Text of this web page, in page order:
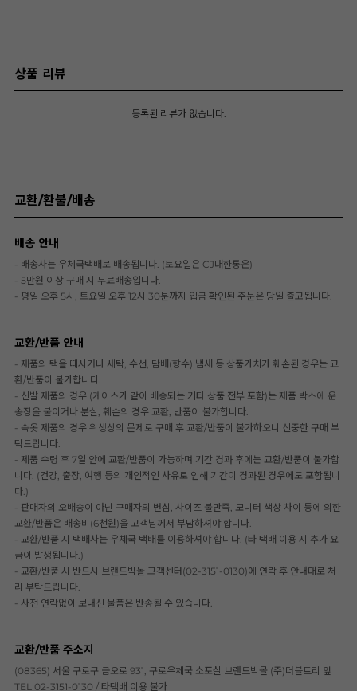
상품 리뷰
등록된 리뷰가 없습니다.
교환/환불/배송
배송 안내
- 배송사는 우체국택배로 배송됩니다. (토요일은 CJ대한통운)
- 5만원 이상 구매 시 무료배송입니다.
- 평일 오후 5시, 토요일 오후 12시 30분까지 입금 확인된 주문은 당일 출고됩니다.
교환/반품 안내
- 제품의 택을 떼시거나 세탁, 수선, 담배(향수) 냄새 등 상품가치가 훼손된 경우는 교
환/반품이 불가합니다.
- 신발 제품의 경우 (케이스가 같이 배송되는 기타 상품 전부 포함)는 제품 박스에 운
송장을 붙이거나 분실, 훼손의 경우 교환, 반품이 불가합니다.
- 속옷 제품의 경우 위생상의 문제로 구매 후 교환/반품이 불가하오니 신중한 구매 부
탁드립니다.
- 제품 수령 후 7일 안에 교환/반품이 가능하며 기간 경과 후에는 교환/반품이 불가합
니다. (건강, 출장, 여행 등의 개인적인 사유로 인해 기간이 경과된 경우에도 포함됩니
다.)
- 판매자의 오배송이 아닌 구매자의 변심, 사이즈 불만족, 모니터 색상 차이 등에 의한
교환/반품은 배송비(6천원)을 고객님께서 부담하셔야 합니다.
- 교환/반품 시 택배사는 우체국 택배를 이용하셔야 합니다. (타 택배 이용 시 추가 요
금이 발생됩니다.)
- 교환/반품 시 반드시 브랜드빅몰 고객센터(02-3151-0130)에 연락 후 안내대로 처
리 부탁드립니다.
- 사전 연락없이 보내신 물품은 반송될 수 있습니다.
교환/반품 주소지
(08365) 서울 구로구 금오로 931, 구로우체국 소포실 브랜드빅몰 (주)더블트리 앞
TEL 02-3151-0130 / 타택배 이용 불가